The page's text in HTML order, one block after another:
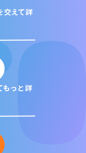
交えて詳
もっと詳